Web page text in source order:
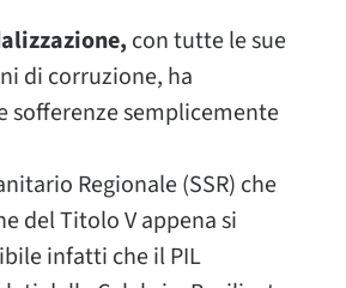
con tutte le sue
di corruzione, ha
sofferenze semplicemente
Regionale (SSR) che
del Titolo V appena si
infatti che il PIL